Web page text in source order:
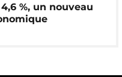
%, un nouveau